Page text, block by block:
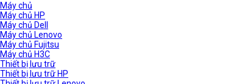
Máy chủ
Máy chủ HP
Máy chủ Dell
Máy chủ Lenovo
Máy chủ Fujitsu
Máy chủ H3C
Thiết bị lưu trữ
Thiết bị lưu trữ HP